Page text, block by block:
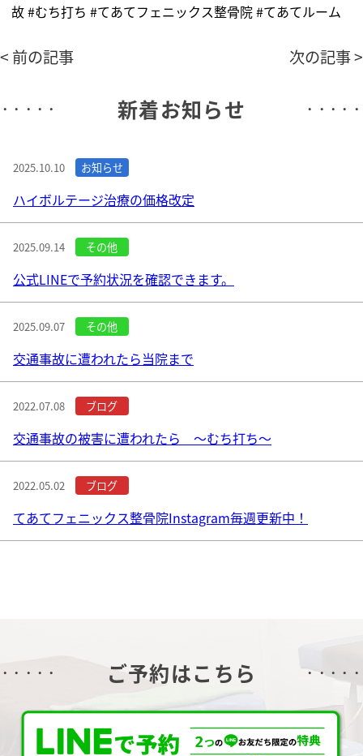
故 #むち打ち #てあてフェニックス整骨院 #てあてルーム
< 前の記事 次の記事 >
新着お知らせ
2025.10.10
ハイボルテージ治療の価格改定
2025.09.14
公式LINEで予約状況を確認できます。
2025.09.07
交通事故に遭われたら当院まで
2022.07.08
交通事故の被害に遭われたら ～むち打ち～
2022.05.02
てあてフェニックス整骨院Instagram毎週更新中！
ご予約はこちら